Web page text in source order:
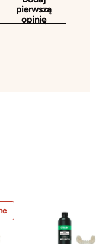
pierwszą
opinię